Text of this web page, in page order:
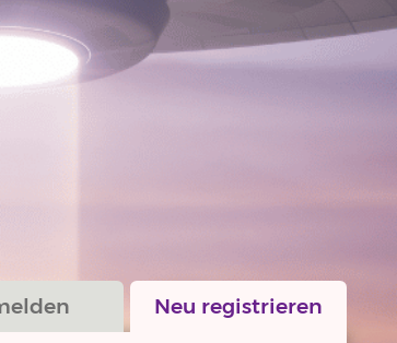
Neu registrieren